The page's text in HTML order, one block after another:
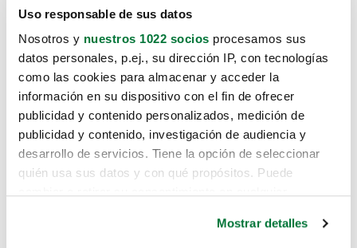
Uso responsable de sus datos
Nosotros y nuestros 1022 socios procesamos sus
datos personales, p.ej., su dirección IP, con tecnologías
como las cookies para almacenar y acceder la
información en su dispositivo con el fin de ofrecer
publicidad y contenido personalizados, medición de
publicidad y contenido, investigación de audiencia y
desarrollo de servicios. Tiene la opción de seleccionar
quién usa sus datos y con qué propósitos. Puede
Mostrar detalles
Lo sentimos, no sabemos como
te hemos traido hasta aquí.
Pero puedes encontrar el coche que estás
buscando en alguno de estos enlaces: